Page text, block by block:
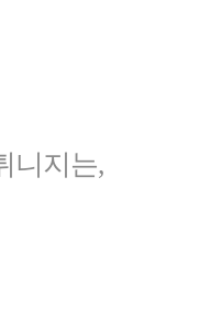
니지는,